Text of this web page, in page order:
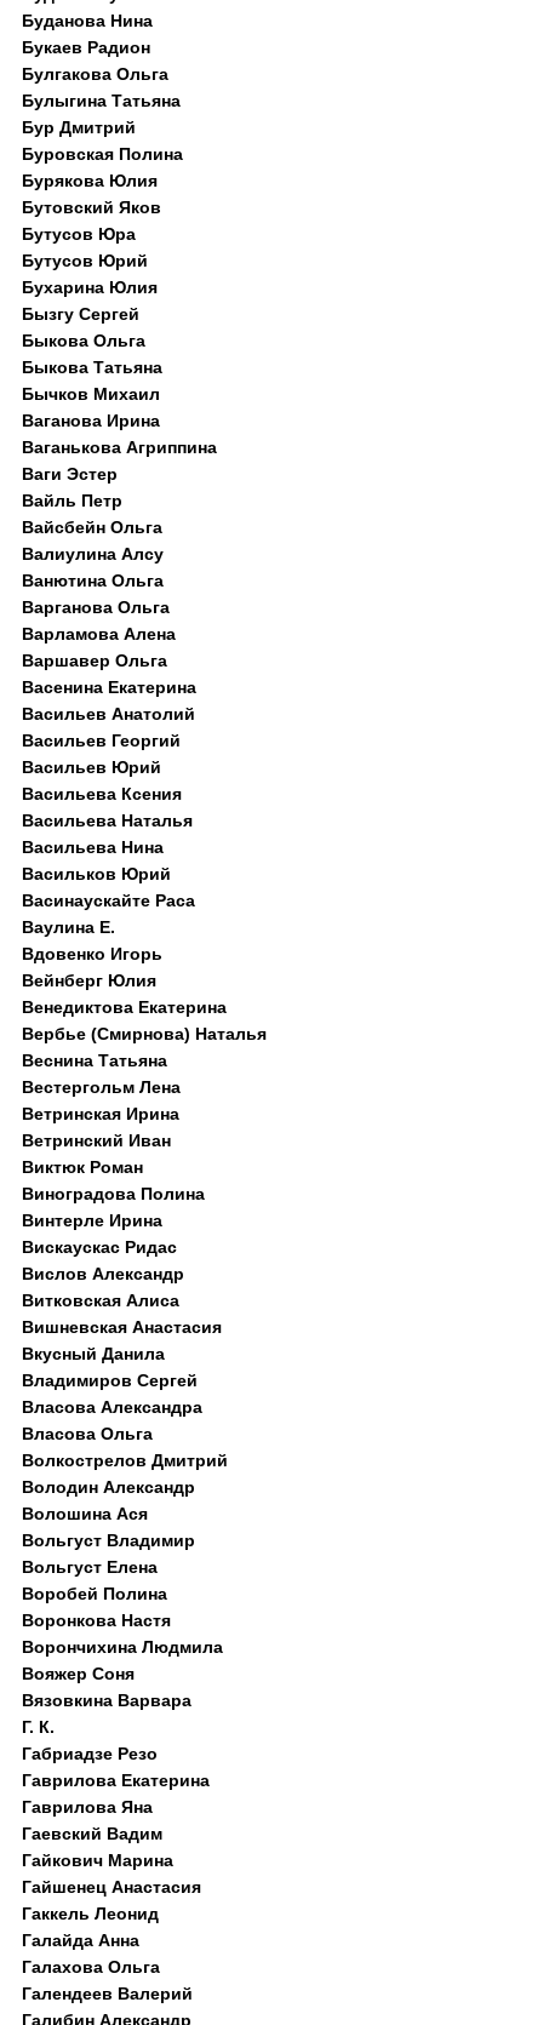
Буданова Нина
Букаев Радион
Булгакова Ольга
Булыгина Татьяна
Бур Дмитрий
Буровская Полина
Бурякова Юлия
Бутовский Яков
Бутусов Юра
Бутусов Юрий
Бухарина Юлия
Бызгу Сергей
Быкова Ольга
Быкова Татьяна
Бычков Михаил
Ваганова Ирина
Ваганькова Агриппина
Ваги Эстер
Вайль Петр
Вайсбейн Ольга
Валиулина Алсу
Ванютина Ольга
Варганова Ольга
Варламова Алена
Варшавер Ольга
Васенина Екатерина
Васильев Анатолий
Васильев Георгий
Васильев Юрий
Васильева Ксения
Васильева Наталья
Васильева Нина
Васильков Юрий
Васинаускайте Раса
Ваулина Е.
Вдовенко Игорь
Вейнберг Юлия
Венедиктова Екатерина
Вербье (Смирнова) Наталья
Веснина Татьяна
Вестергольм Лена
Ветринская Ирина
Ветринский Иван
Виктюк Роман
Виноградова Полина
Винтерле Ирина
Вискаускас Ридас
Вислов Александр
Витковская Алиса
Вишневская Анастасия
Вкусный Данила
Владимиров Сергей
Власова Александра
Власова Ольга
Волкострелов Дмитрий
Володин Александр
Волошина Ася
Вольгуст Владимир
Вольгуст Елена
Воробей Полина
Воронкова Настя
Ворончихина Людмила
Вояжер Соня
Вязовкина Варвара
Г. К.
Габриадзе Резо
Гаврилова Екатерина
Гаврилова Яна
Гаевский Вадим
Гайкович Марина
Гайшенец Анастасия
Гаккель Леонид
Галайда Анна
Галахова Ольга
Галендеев Валерий
Галибин Александр